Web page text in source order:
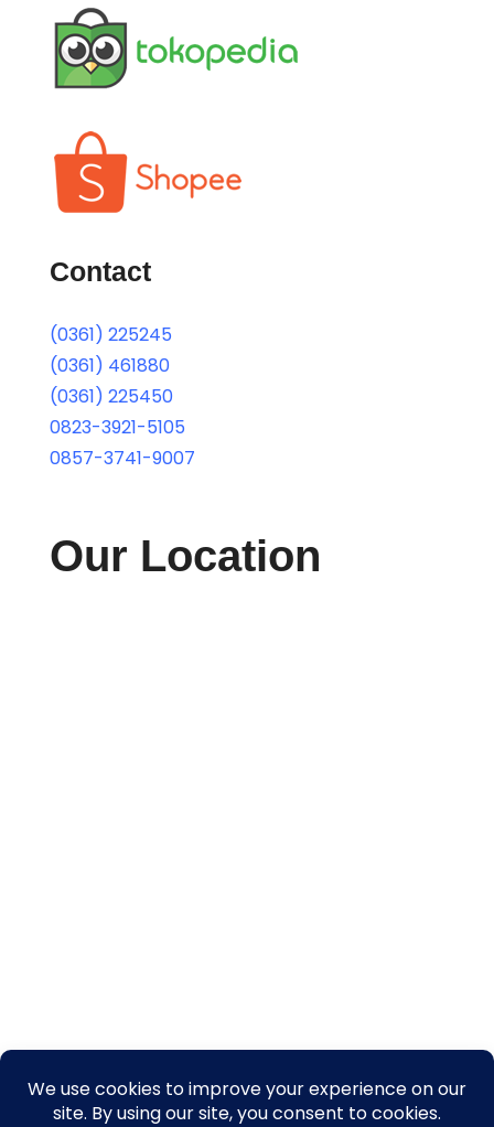
Contact
(0361) 225245
(0361) 461880
(0361) 225450
0823-3921-5105
0857-3741-9007
Our Location